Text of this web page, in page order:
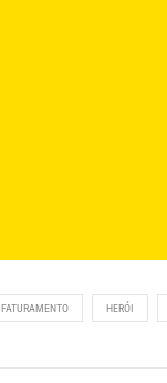
FATURAMENTO HERÓI